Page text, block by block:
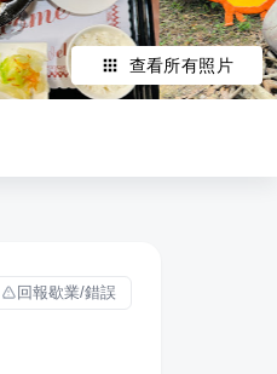
查看所有照片
回報歇業/錯誤